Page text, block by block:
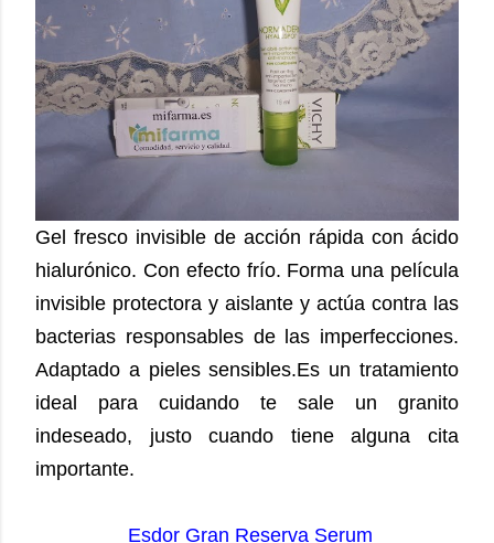
Gel fresco invisible de acción rápida con ácido
hialurónico. Con efecto frío. Forma una película
invisible protectora y aislante y actúa contra las
bacterias responsables de las imperfecciones.
Adaptado a pieles sensibles.Es un tratamiento
ideal para cuidando te sale un granito
indeseado, justo cuando tiene alguna cita
importante.
Esdor Gran Reserva Serum